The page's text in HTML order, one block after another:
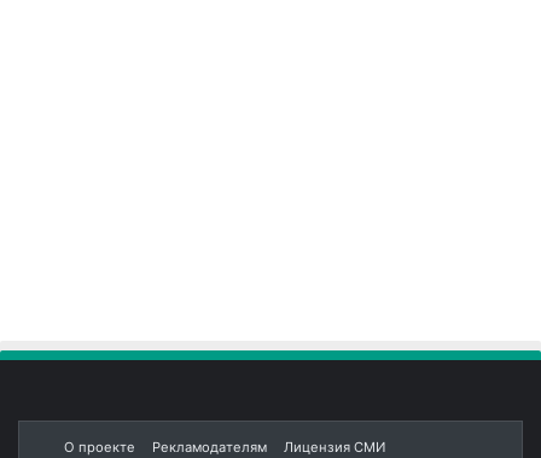
О проекте Рекламодателям
Лицензия СМИ